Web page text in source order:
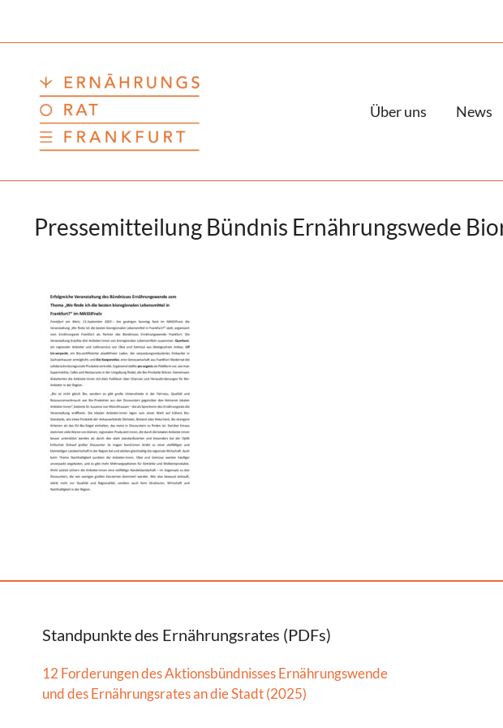
Über uns News
Pressemitteilung Bündnis Ernährungswede
Standpunkte des Ernährungsrates (PDFs)
12 Forderungen des Aktionsbündnisses Ernährungswende
und des Ernährungsrates an die Stadt (2025)